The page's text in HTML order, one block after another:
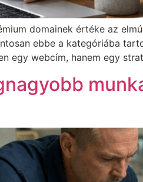
domainek értéke az
ebbe a kategóriába
egy webcím, hanem egy